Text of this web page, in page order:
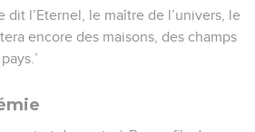
dit l’Eternel, le maître de l’univers, le
encore des maisons, des champs